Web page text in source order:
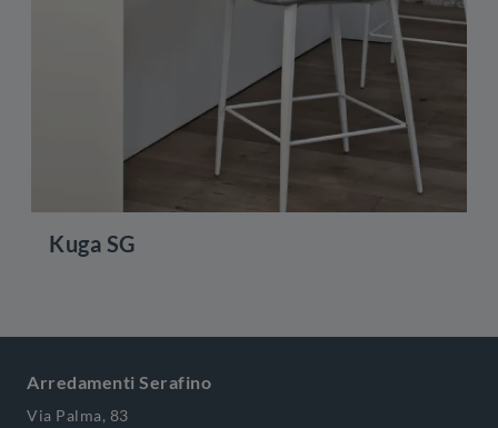
Kuga SG
Arredamenti Serafino
Via Palma, 83